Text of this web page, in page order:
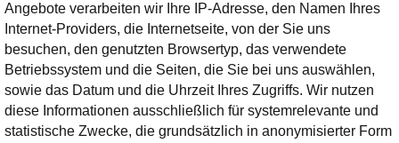
Angebote verarbeiten wir Ihre IP-Adresse, den Namen Ihres
Internet-Providers, die Internetseite, von der Sie uns
besuchen, den genutzten Browsertyp, das verwendete
Betriebssystem und die Seiten, die Sie bei uns auswählen,
sowie das Datum und die Uhrzeit Ihres Zugriffs. Wir nutzen
diese Informationen ausschließlich für systemrelevante und
statistische Zwecke, die grundsätzlich in anonymisierter Form